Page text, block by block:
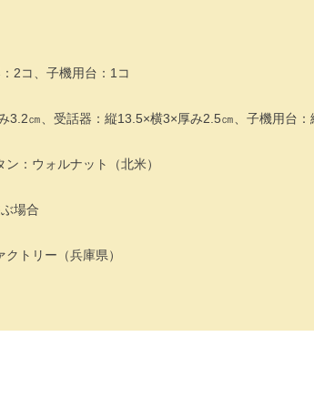
2コ、子機用台：1コ
3.2㎝、受話器：縦13.5×横3×厚み2.5㎝、子機用台
：ウォルナット（北米）
場合
トリー（兵庫県）